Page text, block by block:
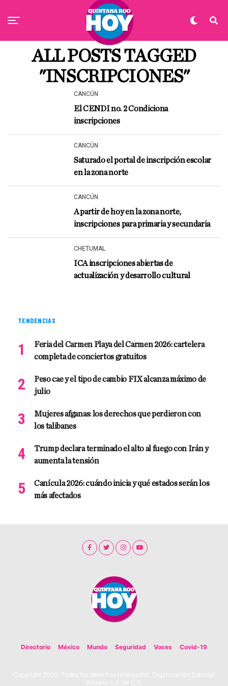
ALL POSTS TAGGED
"INSCRIPCIONES"
CANCÚN
El CENDI no. 2 Condiciona
inscripciones
CANCÚN
Saturado el portal de inscripción escolar
en la zona norte
CANCÚN
A partir de hoy en la zona norte,
inscripciones para primaria y secundaria
CHETUMAL
ICA inscripciones abiertas de
actualización y desarrollo cultural
TENDENCIAS
Feria del Carmen Playa del Carmen 2026: cartelera
completa de conciertos gratuitos
Peso cae y el tipo de cambio FIX alcanza máximo de
julio
Mujeres afganas: los derechos que perdieron con
los talibanes
Trump declara terminado el alto al fuego con Irán y
aumenta la tensión
Canícula 2026: cuándo inicia y qué estados serán los
más afectados
Directorio México Mundo Seguridad Voces Covid-19